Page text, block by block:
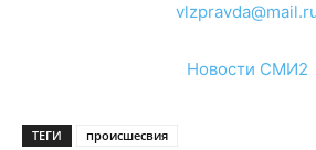
Новости СМИ2
ТЕГИ происшесвия